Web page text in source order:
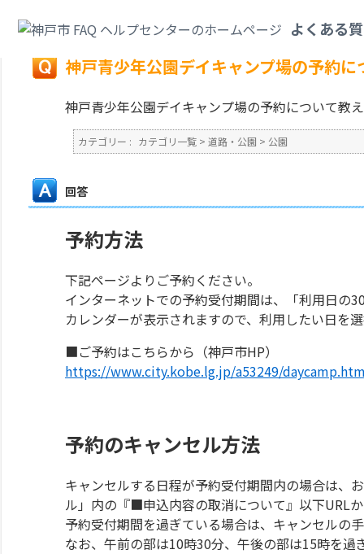
よくある
戻る
神戸青少年公園デイキャンプ場の予約に
神戸青少年公園デイキャンプ場の予約について教
カテゴリー : カテゴリ一覧 > 道路・公園 > 公園
回答
予約方法
下記ページよりご予約ください。
インターネットでの予約受付期間は、「利用日の
カレンダーが表示されますので、利用したい日を
■ご予約はこちらから（神戸市HP）
https://www.city.kobe.lg.jp/a53249/
予約のキャンセル方法
キャンセルする日程が予約受付期間内の場合は、
ル」内の『■申込内容の取消について』以下URL
予約受付期間を過ぎている場合は、キャンセルの
なお、午前の部は10時30分、午後の部は15時を過